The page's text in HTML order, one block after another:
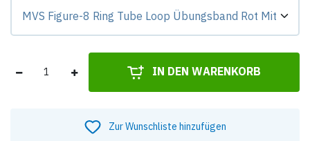
IN DEN WARENKORB
Zur Wunschliste hinzufügen